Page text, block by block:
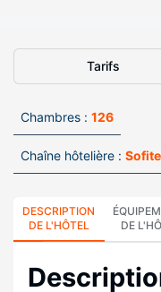
Tarifs
Chambres : 126
Chaîne hôtelière :
DESCRIPTION
DE L'HÔTEL
DE